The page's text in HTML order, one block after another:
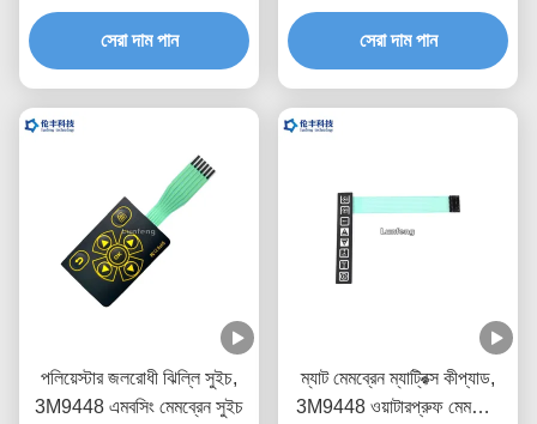
সুইচ
সেরা দাম পান
সুইচ
সেরা দাম পান
পলিয়েস্টার জলরোধী ঝিল্লি সুইচ,
3M9448 এমবসিং মেমব্রেন সুইচ
ম্যাট মেমব্রেন ম্যাট্রিক্স কীপ্যাড,
3M9448 ওয়াটারপ্রুফ মেমব্রেন